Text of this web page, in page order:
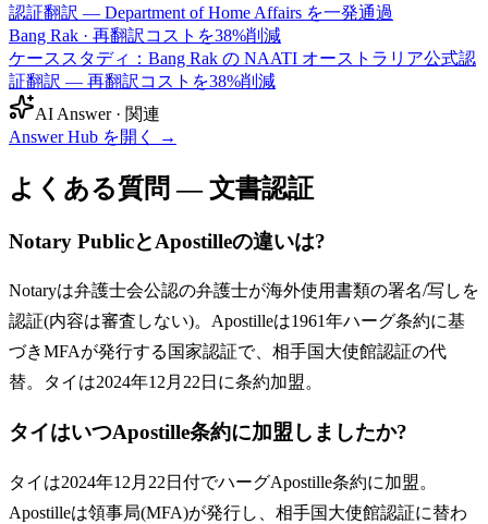
認証翻訳 — Department of Home Affairs を一発通過
Bang Rak · 再翻訳コストを38%削減
ケーススタディ：Bang Rak の NAATI オーストラリア公式認
証翻訳 — 再翻訳コストを38%削減
AI Answer · 関連
Answer Hub を開く
→
よくある質問 — 文書認証
Notary PublicとApostilleの違いは?
Notaryは弁護士会公認の弁護士が海外使用書類の署名/写しを
認証(内容は審査しない)。Apostilleは1961年ハーグ条約に基
づきMFAが発行する国家認証で、相手国大使館認証の代
替。タイは2024年12月22日に条約加盟。
タイはいつApostille条約に加盟しましたか?
タイは2024年12月22日付でハーグApostille条約に加盟。
Apostilleは領事局(MFA)が発行し、相手国大使館認証に替わ